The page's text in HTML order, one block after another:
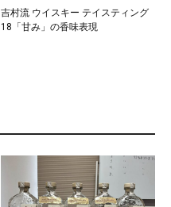
吉村流 ウイスキー テイスティング
18「甘み」の香味表現